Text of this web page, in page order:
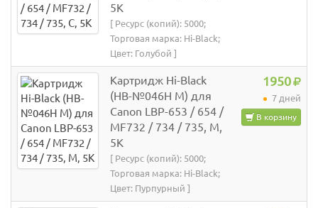
5K
[ Ресурс (копий): 5000;
Торговая марка: Hi-Black;
Цвет: Голубой ]
Картридж Hi-Black
(HB-№046H M) для
Canon LBP-653 / 654 /
MF732 / 734 / 735, M,
5K
[ Ресурс (копий): 5000;
Торговая марка: Hi-Black;
Цвет: Пурпурный ]
1950
7 дней
В корзину